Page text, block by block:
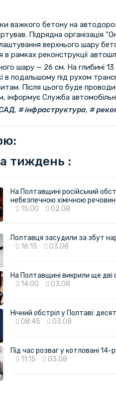
важкого бетону на
Підрядна організація
верхнього шару
в рамках реконструкції
шару — 26 см. На глибині
в подальшому під рухом
Після цього буде
інформує Служба
, інфраструктура,
тиждень :
На Полтавщині російський
небезпечною хімічною
15:00
02.08
Полтавця засудили за збут
16:15
03.08
На Полтавщині викрили ще дві
14:00
03.08
Нічний обстріл у Полтаві:
08:45
03.08
Під час розваг у котловані
11:15
03.08